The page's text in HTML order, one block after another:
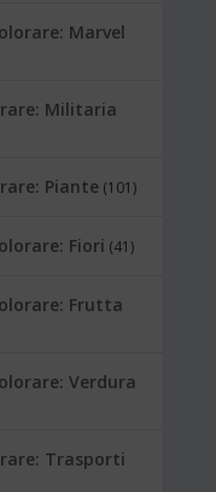
Marvel
Militaria
Piante (101)
Fiori (41)
Frutta
Verdura
Trasporti